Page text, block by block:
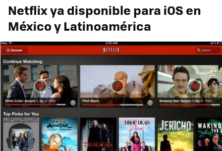
Netflix ya disponible para iOS en
México y Latinoamérica